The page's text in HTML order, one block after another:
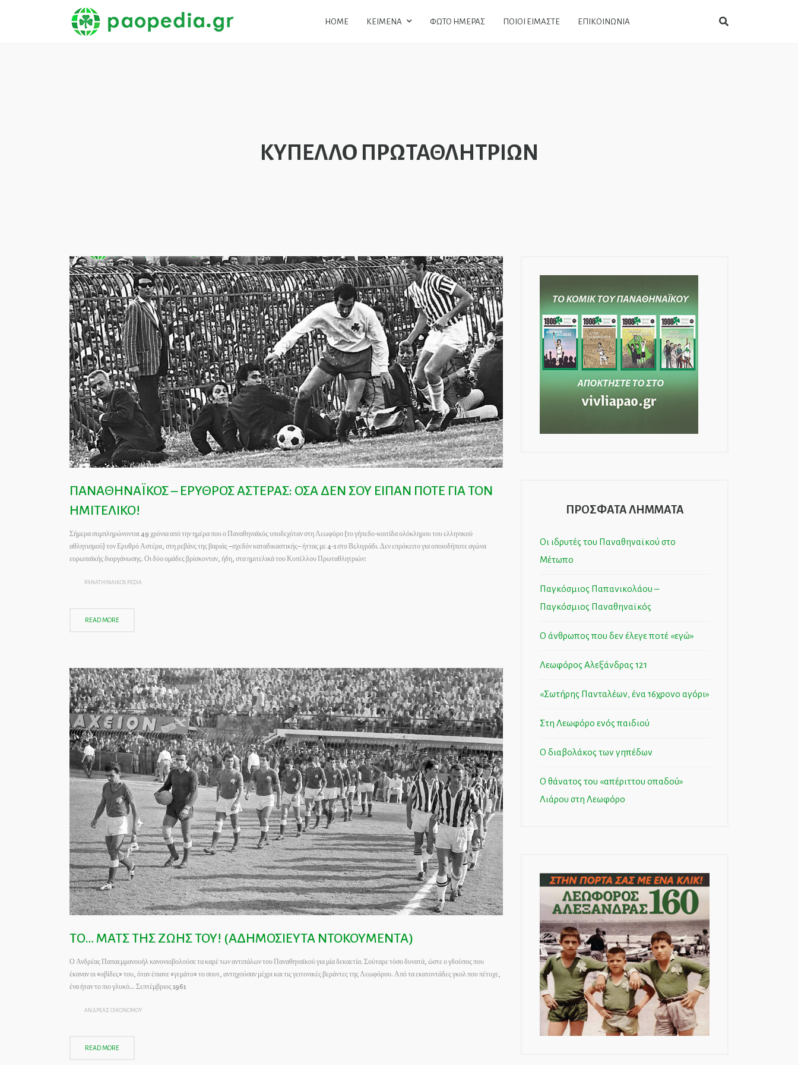
HOME ΚΕΙΜΕΝΑ ΦΩΤΟ ΗΜΕΡΑΣ ΠΟΙΟΙ ΕΙΜΑΣΤΕ ΕΠΙΚΟΙΝΩΝΙΑ
ΚΥΠΕΛΛΟ ΠΡΩΤΑΘΛΗΤΡΙΩΝ
ΠΑΝΑΘΗΝΑΪΚΟΣ – ΕΡΥΘΡΟΣ ΑΣΤΕΡΑΣ: ΟΣΑ ΔΕΝ ΣΟΥ ΕΙΠΑΝ ΠΟΤΕ ΓΙΑ ΤΟΝ
ΗΜΙΤΕΛΙΚΟ!
Σήμερα συμπληρώνονται 49 χρόνια από την ημέρα που ο Παναθηναϊκός υποδεχόταν στη Λεωφόρο (το γήπεδο-κοιτίδα ολόκληρου του ελληνικού
αθλητισμού) τον Ερυθρό Αστέρα, στη ρεβάνς της βαριάς –σχεδόν καταδικαστικής– ήττας με 4-1 στο Βελιγράδι. Δεν επρόκειτο για οποιοδήποτε αγώνα
ευρωπαϊκής διοργάνωσης. Οι δύο ομάδες βρίσκονταν, ήδη, στα ημιτελικά του Κυπέλλου Πρωταθλητριών:
PANATHINAIKOS PEDIA
READ MORE
TΟ… ΜΑΤΣ ΤΗΣ ΖΩΗΣ ΤΟΥ! (ΑΔΗΜΟΣΙΕΥΤΑ ΝΤΟΚΟΥΜΕΝΤΑ)
Ο Ανδρέας Παπαεμμανουήλ κανονιοβολούσε τα καρέ των αντιπάλων του Παναθηναϊκού για μία δεκαετία. Σούταρε τόσο δυνατά, ώστε ο γδούπος που
έκαναν οι «οβίδες» του, όταν έπιανε «γεμάτο» το σουτ, αντηχούσαν μέχρι και τις γειτονικές βεράντες της Λεωφόρου. Από τα εκατοντάδες γκολ που πέτυχε,
ένα ήταν το πιο γλυκό… Σεπτέμβριος 1961
ΑΝΔΡΕΑΣ ΟΙΚΟΝΟΜΟΥ
READ MORE
ΠΡΟΣΦΑΤΑ ΛΗΜΜΑΤΑ
Οι ιδρυτές του Παναθηναϊκού στο
Μέτωπο
Παγκόσμιος Παπανικολάου –
Παγκόσμιος Παναθηναϊκός
Ο άνθρωπος που δεν έλεγε ποτέ «εγώ»
Λεωφόρος Αλεξάνδρας 121
«Σωτήρης Πανταλέων, ένα 16χρονο αγόρι»
Στη Λεωφόρο ενός παιδιού
Ο διαβολάκος των γηπέδων
Ο θάνατος του «απέριττου οπαδού»
Λιάρου στη Λεωφόρο